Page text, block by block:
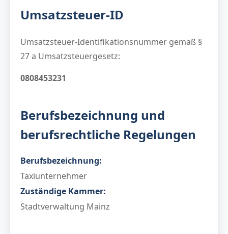
Umsatzsteuer-ID
Umsatzsteuer-Identifikationsnummer gemäß §
27 a Umsatzsteuergesetz:
0808453231
Berufsbezeichnung und
berufsrechtliche Regelungen
Berufsbezeichnung:
Taxiunternehmer
Zuständige Kammer:
Stadtverwaltung Mainz